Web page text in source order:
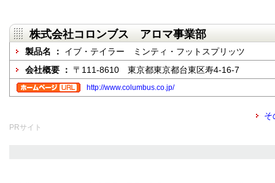
株式会社コロンブス アロマ事業部
製品名 ： イブ・テイラー ミンティ・フットスプリッツ
会社概要 ： 〒111-8610 東京都東京都台東区寿4-16-7
http://www.columbus.co.jp/
そ
PRサイト